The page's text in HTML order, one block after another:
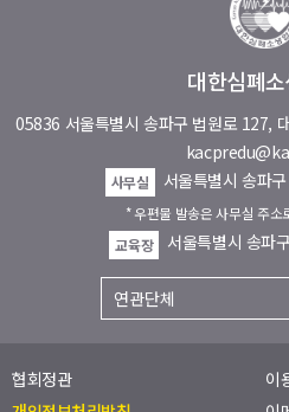
대한심폐
05836 서울특별시 송파구 법원로 127,
사무실 서울특별시 송파
* 우편물 발송은 사무실 주소
교육장
서울특별시 송파
협회정관
이